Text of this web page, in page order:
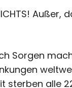
Sorgen
sterben alle